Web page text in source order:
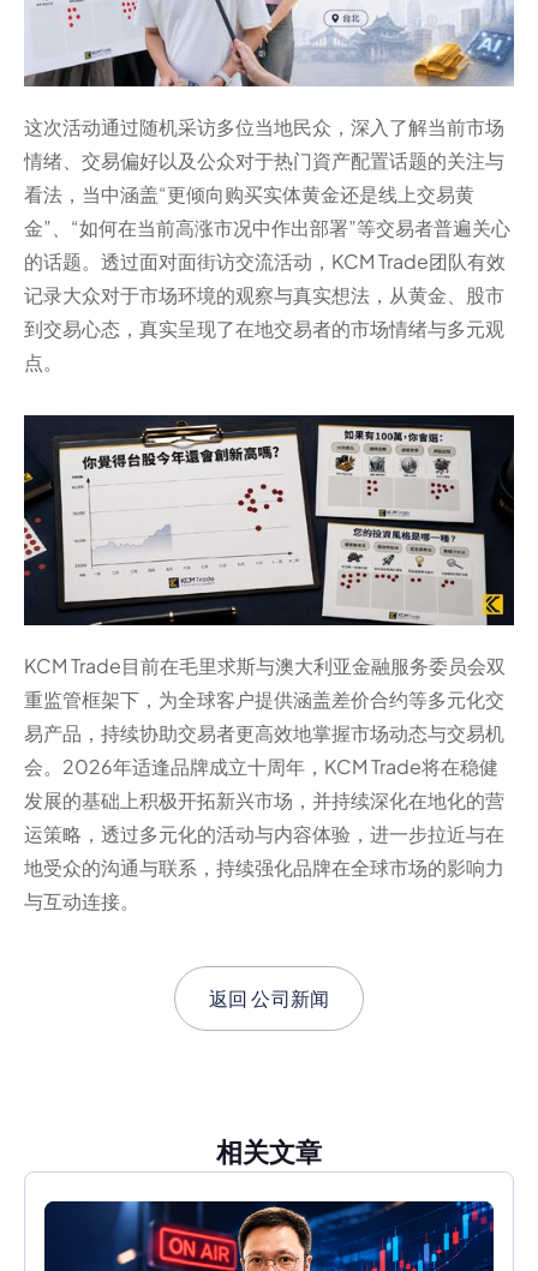
这次活动通过随机采访多位当地民众，深入了解当前市场
情绪、交易偏好以及公众对于热门資产配置话题的关注与
看法，当中涵盖“更倾向购买实体黄金还是线上交易黄
金”、“如何在当前高涨市况中作出部署”等交易者普遍关心
的话题。透过面对面街访交流活动，KCM Trade团队有效
记录大众对于市场环境的观察与真实想法，从黄金、股市
到交易心态，真实呈现了在地交易者的市场情绪与多元观
点。
KCM Trade目前在毛里求斯与澳大利亚金融服务委员会双
重监管框架下，为全球客户提供涵盖差价合约等多元化交
易产品，持续协助交易者更高效地掌握市场动态与交易机
会。2026年适逢品牌成立十周年，KCM Trade将在稳健
发展的基础上积极开拓新兴市场，并持续深化在地化的营
运策略，透过多元化的活动与内容体验，进一步拉近与在
地受众的沟通与联系，持续强化品牌在全球市场的影响力
与互动连接。
返回公司新闻
相关文章